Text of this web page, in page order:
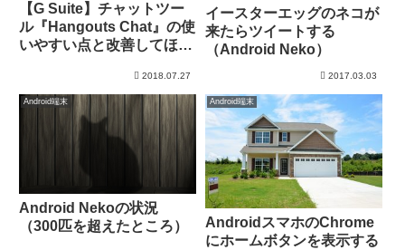
【G Suite】チャットツー
ル『Hangouts Chat』の使
いやすい点と改善してほし
2018.07.27
イースターエッグのネコが
来たらツイートする
（Android Neko）
2017.03.03
Android端末
Android Nekoの状況
（300匹を超えたところ）
Android端末
AndroidスマホのChrome
にホームボタンを表示する